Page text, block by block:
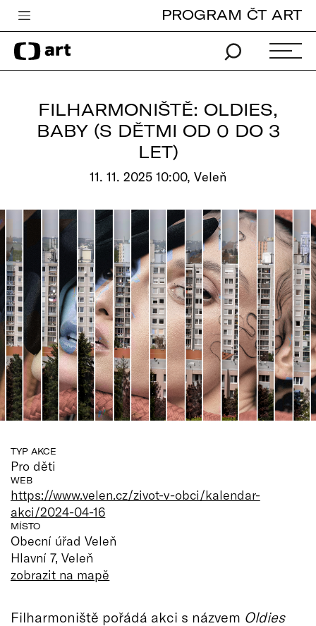
Česká televize
Zpravodajství
iVysílání
edu
Vše o ČT
PROGRAM ČT ART
FILHARMONIŠTĚ: OLDIES,
BABY (S DĚTMI OD 0 DO 3
LET)
11. 11. 2025 10:00, Veleň
TYP AKCE
Pro děti
WEB
https://www.velen.cz/zivot-v-obci/kalendar-
akci/2024-04-16
MÍSTO
Obecní úřad Veleň
Hlavní 7, Veleň
zobrazit na mapě
Filharmoniště pořádá akci s názvem Oldies